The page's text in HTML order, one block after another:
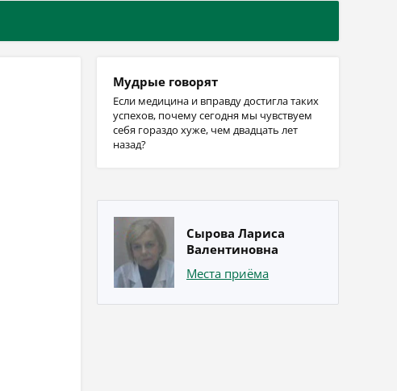
Мудрые говорят
Если медицина и вправду достигла таких
успехов, почему сегодня мы чувствуем
себя гораздо хуже, чем двадцать лет
назад?
Сырова Лариса
Валентиновна
Места приёма